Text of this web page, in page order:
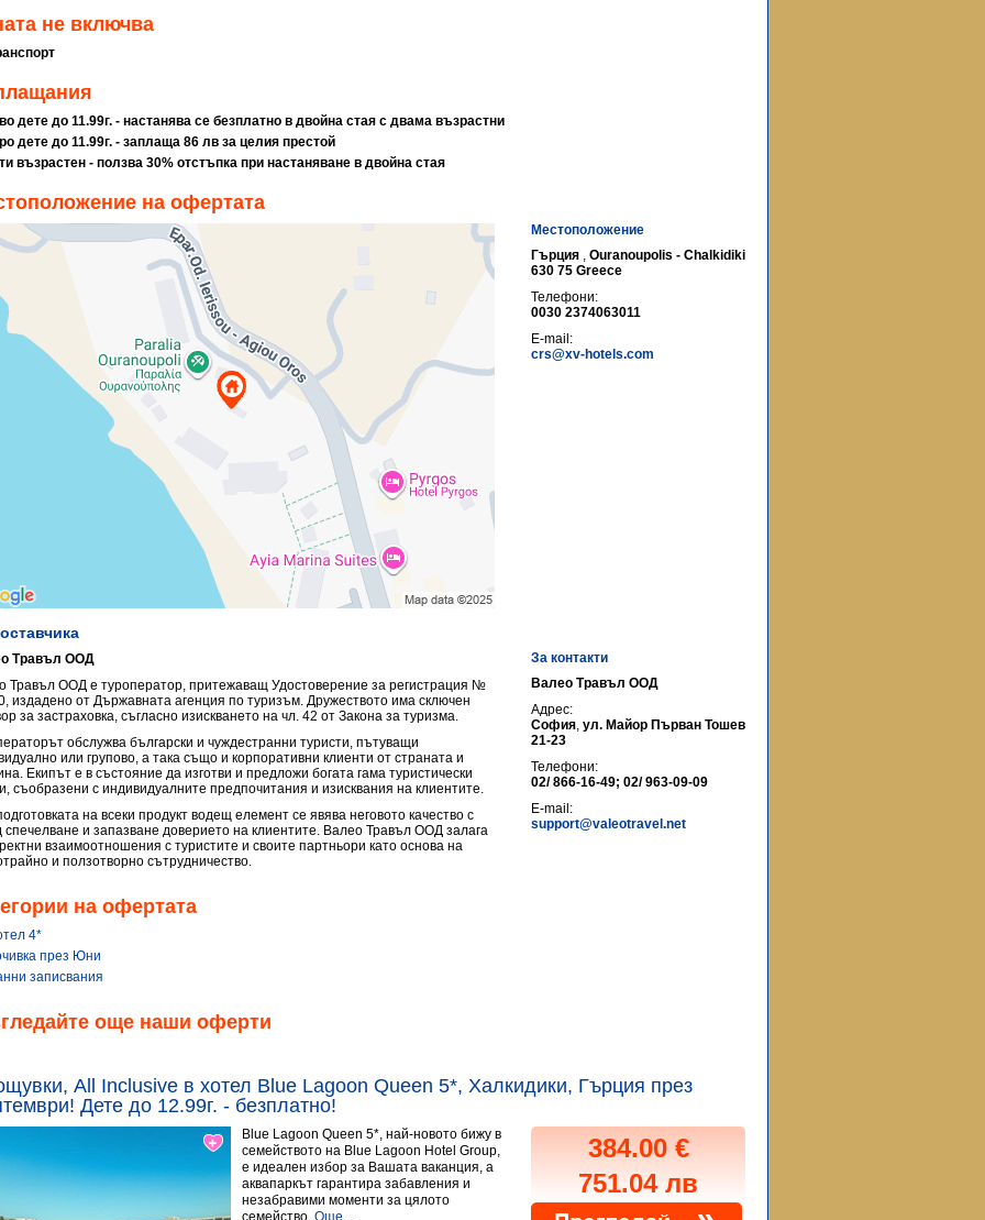
не включва
дете до 11.99г. - настанява се безплатно в двойна стая с двама възрастни
дете до 11.99г. - заплаща 86 лв за целия престой
възрастен - ползва 30% отстъпка при настаняване в двойна стая
на офертата
Местоположение
Гърция , Ouranoupolis - Chalkidiki
630 75 Greece
Телефони:
0030 2374063011
E-mail:
crs@xv-hotels.com
Травъл ООД
Травъл ООД е туроператор, притежаващ Удостоверение за регистрация №
издадено от Държавната агенция по туризъм. Дружеството има сключен
за застраховка, съгласно изискването на чл. 42 от Закона за туризма.
обслужва български и чуждестранни туристи, пътуващи
или групово, а така също и корпоративни клиенти от страната и
Екипът е в състояние да изготви и предложи богата гама туристически
съобразени с индивидуалните предпочитания и изисквания на клиентите.
на всеки продукт водещ елемент се явява неговото качество с
спечелване и запазване доверието на клиентите. Валео Травъл ООД залага
взаимоотношения с туристите и своите партньори като основа на
и ползотворно сътрудничество.
За контакти
Валео Травъл ООД
Адрес:
София, ул. Майор Първан Тошев
21-23
Телефони:
02/ 866-16-49; 02/ 963-09-09
E-mail:
support@valeotravel.net
на офертата
4*
през Юни
записвания
още наши оферти
All Inclusive в хотел Blue Lagoon Queen 5*, Халкидики, Гърция през
Дете до 12.99г. - безплатно!
Blue Lagoon Queen 5*, най-новото бижу в
семейството на Blue Lagoon Hotel Group,
е идеален избор за Вашата ваканция, а
аквапаркът гарантира забавления и
незабравими моменти за цялото
семейство. Още...
384.00 €
751.04 лв